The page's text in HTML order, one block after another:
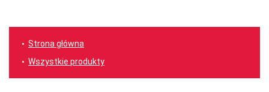
Strona główna
Wszystkie produkty